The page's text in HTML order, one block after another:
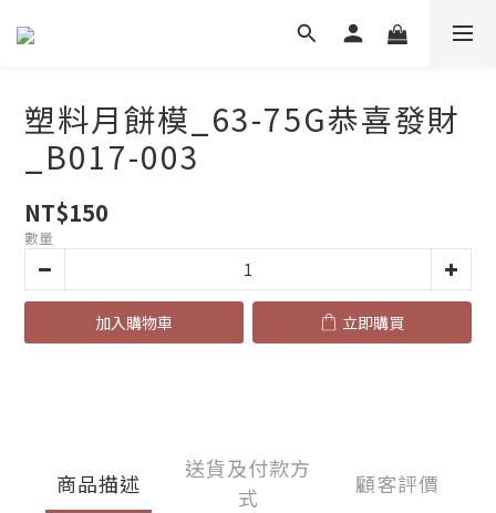
塑料月餅模_63-75G恭喜發財
_B017-003
NT$150
數量
加入購物車 立即購買
商品描述
送貨及付款方
式
顧客評價